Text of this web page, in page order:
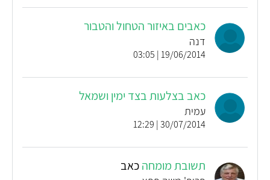
כאבים באיזור הטחול והטבור
דנה
19/06/2014 | 03:05
כאב בצלעות בצד ימין ושמאל
עמית
30/07/2014 | 12:29
תשובת מומחהכאב